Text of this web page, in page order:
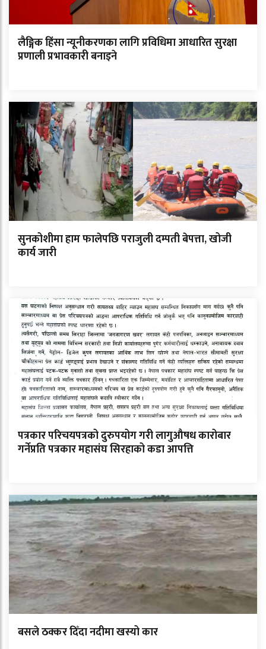
लैङ्गिक हिंसा न्यूनीकरणका लागि प्रविधिमा आधारित सुरक्षा
प्रणाली प्रभावकारी बनाइने
सुनकोशीमा हाम फालेपछि पराजुली दम्पती बेपत्ता, खोजी
कार्य जारी
पत्रकार परिचयपत्रको दुरुपयोग गरी लागुऔषध कारोबार
गर्नेप्रति पत्रकार महासंघ सिरहाको कडा आपत्ति
बसले ठक्कर दिँदा नदीमा खस्यो कार